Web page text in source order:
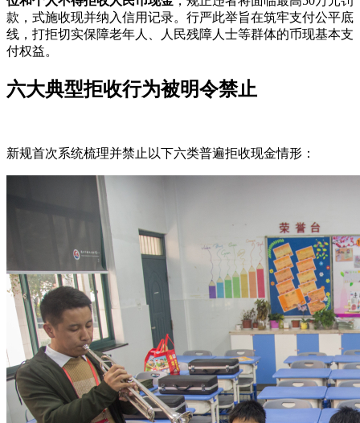
款，式施收现并纳入信用记录。行严此举旨在筑牢支付公平底
线，打拒切实保障老年人、人民残障人士等群体的币现基本支
付权益。
六大典型拒收行为被明令禁止
新规首次系统梳理并禁止以下六类普遍拒收现金情形：